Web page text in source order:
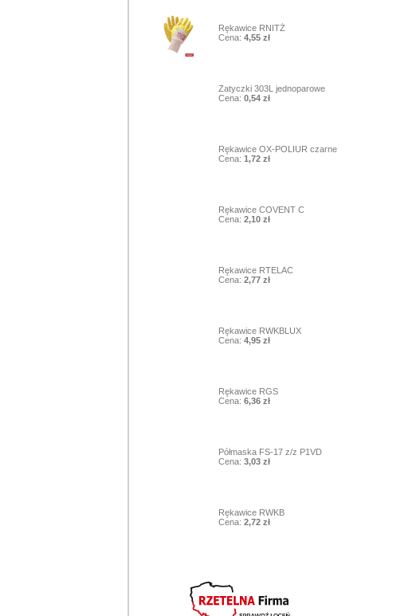
Rękawice RNITŻ
Cena: 4,55 zł
Zatyczki 303L jednoparowe
Cena: 0,54 zł
Rękawice OX-POLIUR czarne
Cena: 1,72 zł
Rękawice COVENT C
Cena: 2,10 zł
Rękawice RTELAC
Cena: 2,77 zł
Rękawice RWKBLUX
Cena: 4,95 zł
Rękawice RGS
Cena: 6,36 zł
Półmaska FS-17 z/z P1VD
Cena: 3,03 zł
Rękawice RWKB
Cena: 2,72 zł